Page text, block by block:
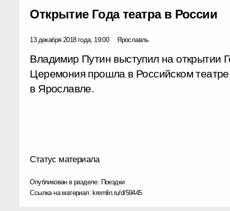
Открытие Года театра в России
13 декабря 2018 года, 19:00 Ярославль
Владимир Путин выступил на открытии
Церемония прошла в Российском
в Ярославле.
Статус материала
Опубликован в разделе: Поездки
Ссылка на материал: kremlin.ru/d/59445